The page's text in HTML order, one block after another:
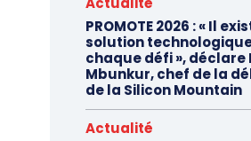
PROMOTE 2026 : « Il
solution
chaque défi », déclare
Mbunkur, chef de la
de la Silicon Mountain
Actualité